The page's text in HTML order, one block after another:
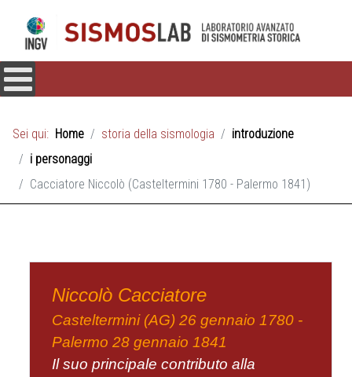
Sei qui: Home storia della sismologia
introduzione
i personaggi
Cacciatore Niccolò (Casteltermini 1780 - Palermo 1841)
Niccolò Cacciatore
Casteltermini (AG) 26 gennaio 1780 -
Palermo 28 gennaio 1841
Il suo principale contributo alla